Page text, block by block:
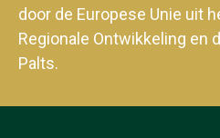
door de Europese Unie uit
Regionale Ontwikkeling en
Palts.